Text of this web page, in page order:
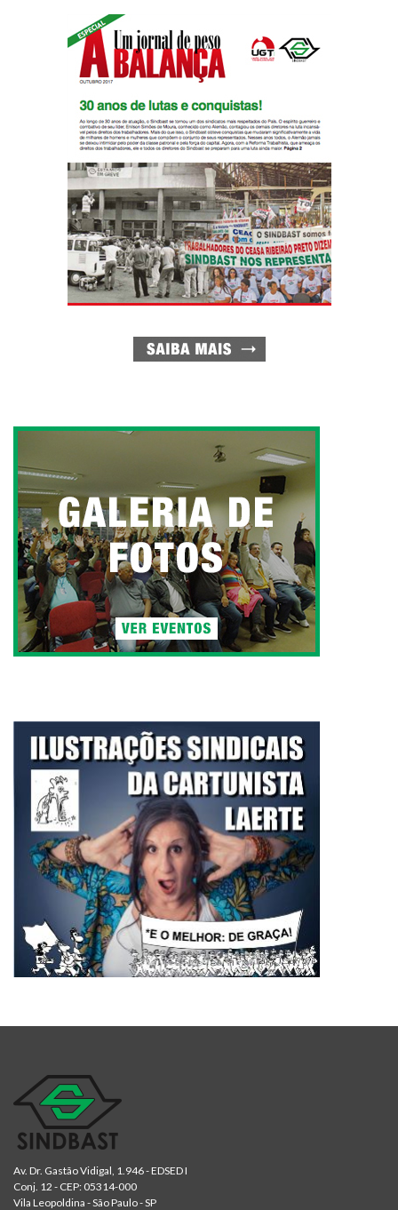
Av. Dr. Gastão Vidigal, 1.946 - EDSED I
Conj. 12 - CEP: 05314-000
Vila Leopoldina - São Paulo - SP